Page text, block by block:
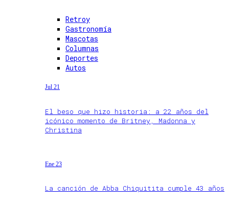
Retroy
Gastronomía
Mascotas
Columnas
Deportes
Autos
Jul 21
El beso que hizo historia: a 22 años del
icónico momento de Britney, Madonna y
Christina
Ene 23
La canción de Abba Chiquitita cumple 43 años